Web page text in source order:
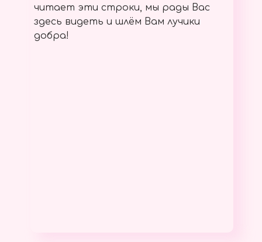
читает эти строки, мы рады Вас
здесь видеть и шлём Вам лучики
добра!